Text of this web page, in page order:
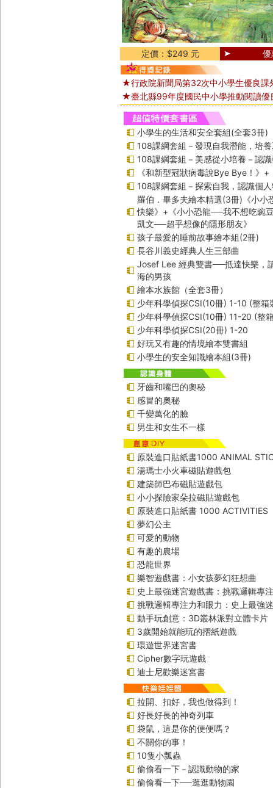
定價：$249 元
★行政院新聞局第32次中小學生優良課
★臺北縣99年度國民中小學推動閱讀優
小學生的生活和安全套組(全套3冊)
108課綱套組－發現自我潛能，培
108課綱套組－美感從小培養－認
《和新型冠狀病毒說Bye Bye！》
108課綱套組－探索自我，認識個
羅伯．畢多夫繪本精選(3冊)《小小
快樂》+《小小恐龍──我不想吃豌
凱文──超乎想像的隱形朋友》
孩子最愛的睡前故事繪本組(2冊)
長谷川義史經典人生三部曲
Josef Lee 經典雙書──抵達快樂，
海的男孩
繪本水族館（全套3冊）
少年科學偵探CSI(10冊) 1-10 (整箱
少年科學偵探CSI(10冊) 11-20 (整
少年科學偵探CSI(20冊) 1-20
好玩又有趣的情境繪本雙書組
小學生的安全知識繪本組(3冊)
牙齒和嘴巴的奧秘
感冒的奧秘
千變萬化的臉
男生和女生不一樣
原裝進口貼紙書1000 ANIMAL
湯瑪士小火車磁貼遊戲包
建築師巴布磁貼遊戲包
小小探險家朵拉磁貼遊戲包
原裝進口貼紙書 1000 ACTIVITIES
夢幻公主
可愛的動物
有趣的農場
恐龍世界
樂智遊戲書：小女孩夢幻狂想曲
史上最強迷宮遊戲書：挑戰邏輯專
挑戰邏輯專注力和眼力：史上最強
動手玩創意：3D叢林派對立體卡片
3歲開始就能玩的摺紙遊戲
環遊世界迷宮書
Cipher數字玩遊戲
迪士尼歡樂迷宮書
拉開、扣好，我也做得到！
好長好長的神奇列車
袋鼠，這是你的便便嗎？
不關你的事！
10隻小瓢蟲
偷偷看一下－認識動物的家
偷偷看一下──逛逛動物園